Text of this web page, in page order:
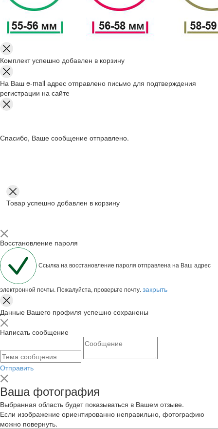
Комплект успешно добавлен в корзину
На Ваш e-mail адрес отправлено письмо для подтверждения
регистрации на сайте
Спасибо, Ваше сообщение отправлено.
Товар успешно добавлен в корзину
Восстановление пароля
Ссылка на восстановление пароля отправлена на Ваш адрес
электронной почты. Пожалуйста, проверьте почту. закрыть
Данные Вашего профиля успешно сохранены
Написать сообщение
Отправить
Ваша фотография
Выбранная область будет показываться в Вашем отзыве.
Если изображение ориентированно неправильно, фотографию
можно повернуть.